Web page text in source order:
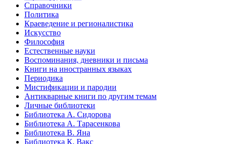
Справочники
Политика
Краеведение и регионалистика
Искусство
Философия
Естественные науки
Воспоминания, дневники и письма
Книги на иностранных языках
Периодика
Мистификации и пародии
Антикварные книги по другим темам
Личные библиотеки
Библиотека А. Сидорова
Библиотека А. Тарасенкова
Библиотека В. Яна
Библиотека К. Вакс